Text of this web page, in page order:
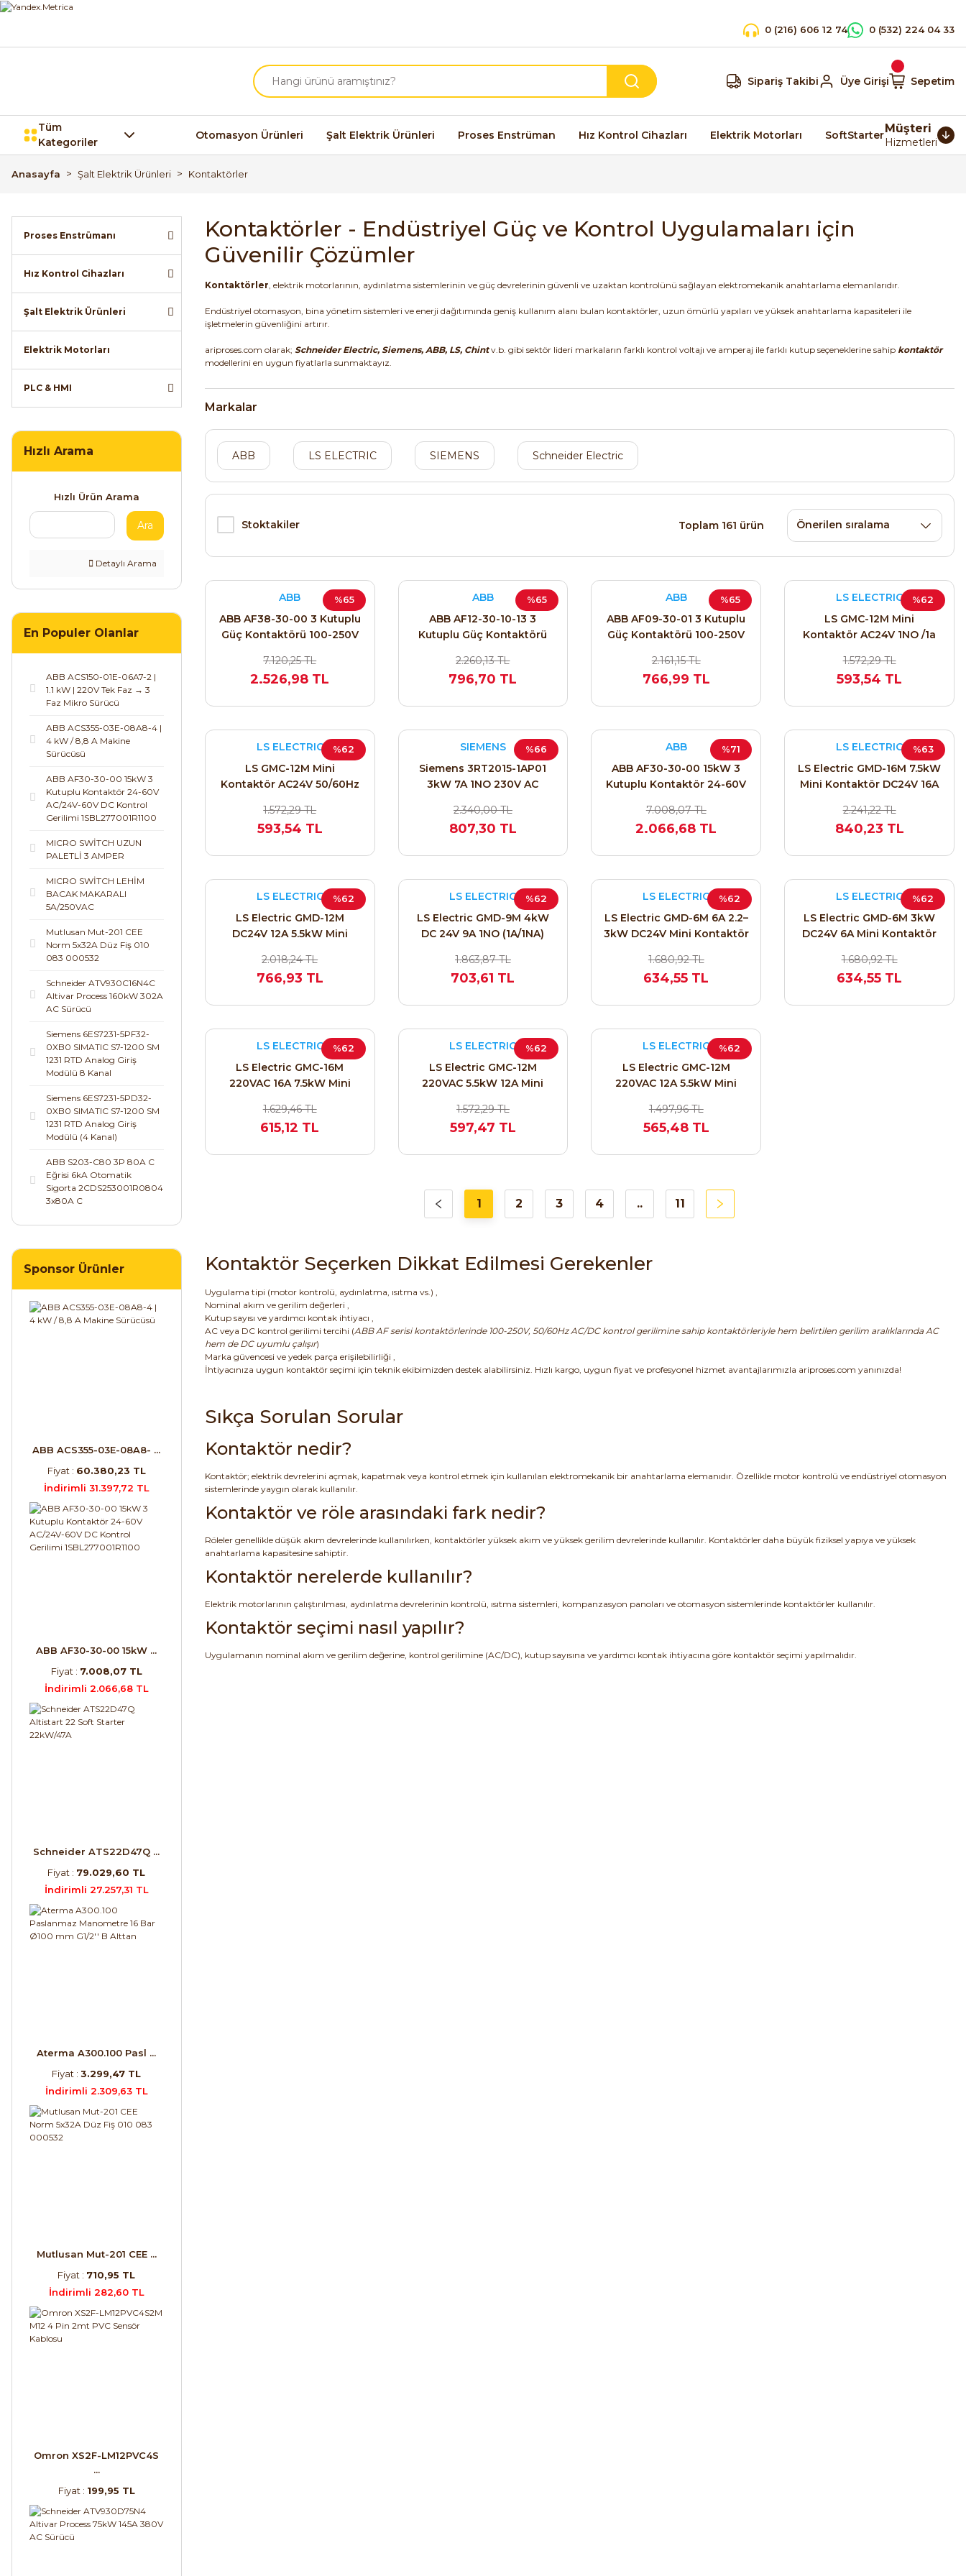
0 (216) 606 12 74 0 (532) 224 04 33
Sipariş Takibi Üye Girişi Sepetim
Tüm
Kategoriler
Otomasyon Ürünleri Şalt Elektrik Ürünleri Proses Enstrüman Hız Kontrol Cihazları Elektrik Motorları SoftStarterMüşteri
Hizmetleri
Anasayfa Şalt Elektrik Ürünleri Kontaktörler
Proses Enstrümanı
Hız Kontrol Cihazları
Şalt Elektrik Ürünleri
Elektrik Motorları
PLC & HMI
Hızlı Arama
Hızlı Ürün Arama
Ara
Detaylı Arama
En Populer Olanlar
ABB ACS150-01E-06A7-2 |
1.1 kW | 220V Tek Faz → 3
Faz Mikro Sürücü
ABB ACS355-03E-08A8-4 |
4 kW / 8,8 A Makine
Sürücüsü
ABB AF30-30-00 15kW 3
Kutuplu Kontaktör 24-60V
AC/24V-60V DC Kontrol
Gerilimi 1SBL277001R1100
MICRO SWİTCH UZUN
PALETLİ 3 AMPER
MICRO SWİTCH LEHİM
BACAK MAKARALI
5A/250VAC
Mutlusan Mut-201 CEE
Norm 5x32A Düz Fiş 010
083 000532
Schneider ATV930C16N4C
Altivar Process 160kW 302A
AC Sürücü
Siemens 6ES7231-5PF32-
0XB0 SIMATIC S7-1200 SM
1231 RTD Analog Giriş
Modülü 8 Kanal
Siemens 6ES7231-5PD32-
0XB0 SIMATIC S7-1200 SM
1231 RTD Analog Giriş
Modülü (4 Kanal)
ABB S203-C80 3P 80A C
Eğrisi 6kA Otomatik
Sigorta 2CDS253001R0804
3x80A C
Sponsor Ürünler
ABB ACS355-03E-08A8- ...
Fiyat : 60.380,23 TL
İndirimli 31.397,72 TL
ABB AF30-30-00 15kW ...
Fiyat : 7.008,07 TL
İndirimli 2.066,68 TL
Schneider ATS22D47Q ...
Fiyat : 79.029,60 TL
İndirimli 27.257,31 TL
Aterma A300.100 Pasl ...
Fiyat :3.299,47 TL
İndirimli 2.309,63 TL
Mutlusan Mut-201 CEE ...
Fiyat : 710,95 TL
İndirimli 282,60 TL
Omron XS2F-LM12PVC4S
...
Fiyat : 199,95 TL
Kontaktörler - Endüstriyel Güç ve Kontrol Uygulamaları için
Güvenilir Çözümler
Kontaktörler , elektrik motorlarının, aydınlatma sistemlerinin ve güç devrelerinin güvenli ve uzaktan kontrolünü sağlayan elektromekanik anahtarlama elemanlarıdır.
Endüstriyel otomasyon, bina yönetim sistemleri ve enerji dağıtımında geniş kullanım alanı bulan kontaktörler, uzun ömürlü yapıları ve yüksek anahtarlama kapasiteleri ile
işletmelerin güvenliğini artırır.
ariproses.com olarak; Schneider Electric, Siemens, ABB, LS, Chintv.b. gibi sektör lideri markaların farklı kontrol voltajı ve amperaj ile farklı kutup seçeneklerine sahip kontaktör
modellerini en uygun fiyatlarla sunmaktayız.
Markalar
ABB LS ELECTRIC SIEMENS Schneider Electric
Stoktakiler Toplam 161 ürün
%65
ABB
ABB AF38-30-00 3 Kutuplu
Güç Kontaktörü 100-250V
7.120,25 TL
2.526,98 TL
%65
ABB
ABB AF12-30-10-13 3
Kutuplu Güç Kontaktörü
(1SBL157001R1310)
2.260,13 TL
796,70 TL
%65
ABB
ABB AF09-30-01 3 Kutuplu
Güç Kontaktörü 100-250V
2.161,15 TL
766,99 TL
%62
LS ELECTRIC
LS GMC-12M Mini
Kontaktör AC24V 1NO /1a
1.572,29 TL
593,54 TL
%62
LS ELECTRIC
LS GMC-12M Mini
Kontaktör AC24V 50/60Hz
1.572,29 TL
593,54 TL
%66
SIEMENS
Siemens 3RT2015-1AP01
3kW 7A 1NO 230V AC
2.340,00 TL
807,30 TL
%71
ABB
ABB AF30-30-00 15kW 3
Kutuplu Kontaktör 24-60V
Gerilimi 1SBL277001R1100
7.008,07 TL
2.066,68 TL
%63
LS ELECTRIC
LS Electric GMD-16M 7.5kW
Mini Kontaktör DC24V 16A
2.241,22 TL
840,23 TL
%62
LS ELECTRIC
LS Electric GMD-12M
DC24V 12A 5.5kW Mini
12700258
2.018,24 TL
766,93 TL
%62
LS ELECTRIC
LS Electric GMD-9M 4kW
DC 24V 9A 1NO (1A/1NA)
1.863,87 TL
703,61 TL
%62
LS ELECTRIC
LS Electric GMD-6M 6A 2.2–
3kW DC24V Mini Kontaktör
PROSES
1.680,92 TL
634,55 TL
%62
LS ELECTRIC
LS Electric GMD-6M 3kW
DC24V 6A Mini Kontaktör
1.680,92 TL
634,55 TL
%62
LS ELECTRIC
LS Electric GMC-16M
220VAC 16A 7.5kW Mini
12690297
1.629,46 TL
615,12 TL
%62
LS ELECTRIC
LS Electric GMC-12M
220VAC 5.5kW 12A Mini
12690197
1.572,29 TL
597,47 TL
%62
LS ELECTRIC
LS Electric GMC-12M
220VAC 12A 5.5kW Mini
12690176
1.497,96 TL
565,48 TL
1 2 3 4 .. 11
Kontaktör Seçerken Dikkat Edilmesi Gerekenler
Uygulama tipi (motor kontrolü, aydınlatma, ısıtma vs.) ,
Nominal akım ve gerilim değerleri ,
Kutup sayısı ve yardımcı kontak ihtiyacı ,
AC veya DC kontrol gerilimi tercihi (ABB AF serisi kontaktörlerinde 100-250V, 50/60Hz AC/DC kontrol gerilimine sahip kontaktörleriyle hem belirtilen gerilim aralıklarında AC
hem de DC uyumlu çalışır)
Marka güvencesi ve yedek parça erişilebilirliği ,
İhtiyacınıza uygun kontaktör seçimi için teknik ekibimizden destek alabilirsiniz. Hızlı kargo, uygun fiyat ve profesyonel hizmet avantajlarımızla ariproses.com yanınızda!
Sıkça Sorulan Sorular
Kontaktör nedir?
Kontaktör; elektrik devrelerini açmak, kapatmak veya kontrol etmek için kullanılan elektromekanik bir anahtarlama elemanıdır. Özellikle motor kontrolü ve endüstriyel otomasyon
sistemlerinde yaygın olarak kullanılır.
Kontaktör ve röle arasındaki fark nedir?
Röleler genellikle düşük akım devrelerinde kullanılırken, kontaktörler yüksek akım ve yüksek gerilim devrelerinde kullanılır. Kontaktörler daha büyük fiziksel yapıya ve yüksek
anahtarlama kapasitesine sahiptir.
Kontaktör nerelerde kullanılır?
Elektrik motorlarının çalıştırılması, aydınlatma devrelerinin kontrolü, ısıtma sistemleri, kompanzasyon panoları ve otomasyon sistemlerinde kontaktörler kullanılır.
Kontaktör seçimi nasıl yapılır?
Uygulamanın nominal akım ve gerilim değerine, kontrol gerilimine (AC/DC), kutup sayısına ve yardımcı kontak ihtiyacına göre kontaktör seçimi yapılmalıdır.